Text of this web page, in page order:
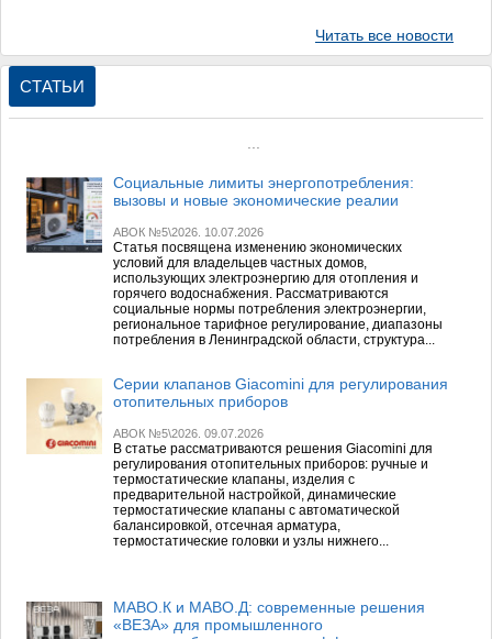
Читать все новости
СТАТЬИ
Социальные лимиты энергопотребления:
вызовы и новые экономические реалии
АВОК №5\2026. 10.07.2026
Статья посвящена изменению экономических
условий для владельцев частных домов,
использующих электроэнергию для отопления и
горячего водоснабжения. Рассматриваются
социальные нормы потребления электроэнергии,
региональное тарифное регулирование, диапазоны
потребления в Ленинградской области, структура...
Серии клапанов Giacomini для регулирования
отопительных приборов
АВОК №5\2026. 09.07.2026
В статье рассматриваются решения Giacomini для
регулирования отопительных приборов: ручные и
термостатические клапаны, изделия с
предварительной настройкой, динамические
термостатические клапаны с автоматической
балансировкой, отсечная арматура,
термостатические головки и узлы нижнего...
МАВО.К и МАВО.Д: современные решения
«ВЕЗА» для промышленного